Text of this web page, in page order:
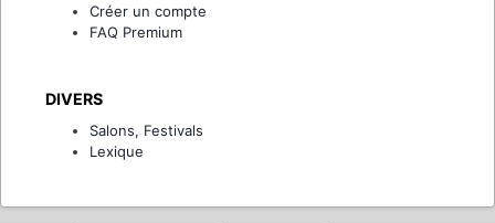
Créer un compte
FAQ Premium
DIVERS
Salons, Festivals
Lexique